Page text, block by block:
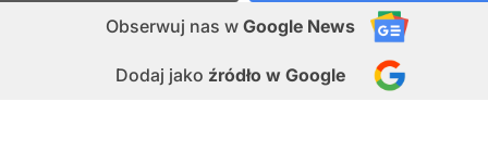
Obserwuj nas w Google News
Dodaj jako źródło w Google